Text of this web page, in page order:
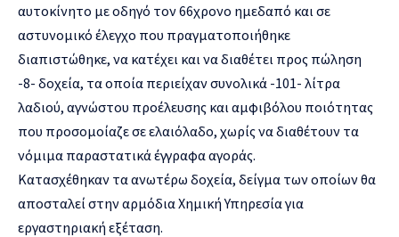
αυτοκίνητο με οδηγό τον 66χρονο ημεδαπό και σε
αστυνομικό έλεγχο που πραγματοποιήθηκε
διαπιστώθηκε, να κατέχει και να διαθέτει προς πώληση
-8- δοχεία, τα οποία περιείχαν συνολικά -101- λίτρα
λαδιού, αγνώστου προέλευσης και αμφιβόλου ποιότητας
που προσομοίαζε σε ελαιόλαδο, χωρίς να διαθέτουν τα
νόμιμα παραστατικά έγγραφα αγοράς.
Κατασχέθηκαν τα ανωτέρω δοχεία, δείγμα των οποίων θα
αποσταλεί στην αρμόδια Χημική Υπηρεσία για
εργαστηριακή εξέταση.